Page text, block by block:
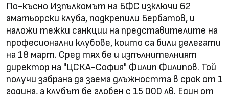
По-късно Изпълкомът на БФС изключи 62
аматьорски клуба, подкрепили Бербатов, и
наложи тежки санкции на представителите на
професионални клубове, които са били делегати
на 18 март. Сред тях бе и изпълнителният
директор на "ЦСКА-София" Филип Филипов. Той
получи забрана да заема длъжността в срок от 1